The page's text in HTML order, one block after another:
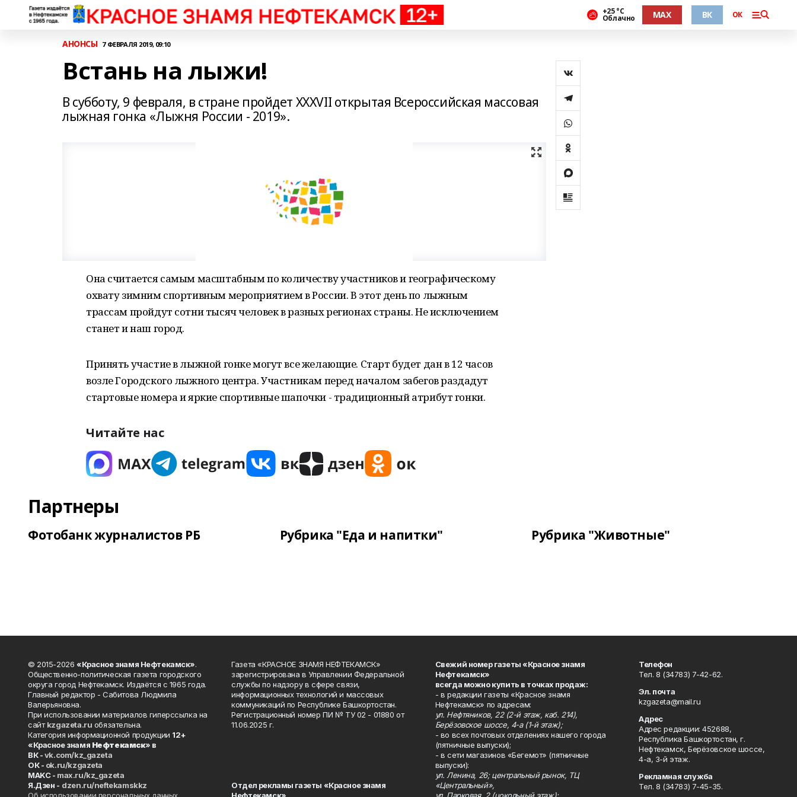
+25 °С
Облачно MAX ВК ОК
АНОНСЫ 7 ФЕВРАЛЯ 2019, 09:10
Встань на лыжи!
В субботу, 9 февраля, в стране пройдет ХХХVII открытая Всероссийская массовая
лыжная гонка «Лыжня России - 2019».
Она считается самым масштабным по количеству участников и географическому
охвату зимним спортивным мероприятием в России. В этот день по лыжным
трассам пройдут сотни тысяч человек в разных регионах страны. Не исключением
станет и наш город.
Принять участие в лыжной гонке могут все желающие. Старт будет дан в 12 часов
возле Городского лыжного центра. Участникам перед началом забегов раздадут
стартовые номера и яркие спортивные шапочки - традиционный атрибут гонки.
Читайте нас
Партнеры
Фотобанк журналистов РБ Рубрика "Еда и напитки" Рубрика "Животные"
© 2015-2026 «Красное знамя Нефтекамск».
Общественно-политическая газета городского
округа город Нефтекамск. Издаётся с 1965 года.
Главный редактор - Сабитова Людмила
Валерьяновна.
При использовании материалов гиперссылка на
сайтkzgazeta.ru обязательна.
Категория информационной продукции 12+
«Красное знамя Нефтекамск» в
ВК -vk.com/kz_gazeta
ОК - ok.ru/kzgazeta
MAKC - max.ru/kz_gazeta
Я.Дзен - dzen.ru/neftekamskkz
Газета «КРАСНОЕ ЗНАМЯ НЕФТЕКАМСК»
зарегистрирована в Управлении Федеральной
службы по надзору в сфере связи,
информационных технологий и массовых
коммуникаций по Республике Башкортостан.
Регистрационный номер ПИ № ТУ 02 - 01880 от
11.06.2025 г.
Отдел рекламы газеты «Красное знамя
Свежий номер газеты «Красное знамя
Нефтекамск»
всегда можно купить в точках продаж:
- в редакции газеты «Красное знамя
Нефтекамск» по адресам:
ул. Нефтяников, 22 (2-й этаж, каб. 214),
Берёзовское шоссе, 4-а (1-й этаж);
- во всех почтовых отделениях нашего города
(пятничные выпуски);
- в сети магазинов «Бегемот» (пятничные
выпуски):
ул. Ленина, 26; центральный рынок, ТЦ
«Центральный»,
Телефон
Тел. 8 (34783) 7-42-62.
Эл. почта
kzgazeta@mail.ru
Адрес
Адрес редакции: 452688,
Республика Башкортостан, г.
Нефтекамск, Берёзовское шоссе,
4-а, 3-й этаж.
Рекламная служба
Тел. 8 (34783) 7-45-35.